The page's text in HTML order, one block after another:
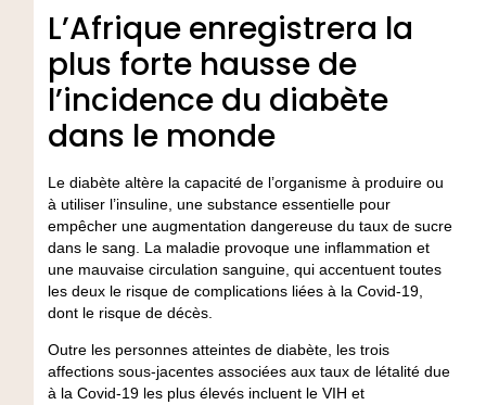
L’Afrique enregistrera la
plus forte hausse de
l’incidence du diabète
dans le monde
Le diabète altère la capacité de l’organisme à produire ou
à utiliser l’insuline, une substance essentielle pour
empêcher une augmentation dangereuse du taux de sucre
dans le sang. La maladie provoque une inflammation et
une mauvaise circulation sanguine, qui accentuent toutes
les deux le risque de complications liées à la Covid-19,
dont le risque de décès.
Outre les personnes atteintes de diabète, les trois
affections sous-jacentes associées aux taux de létalité due
à la Covid-19 les plus élevés incluent le VIH et